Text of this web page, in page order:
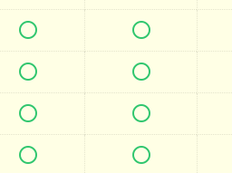
 
 
 
 